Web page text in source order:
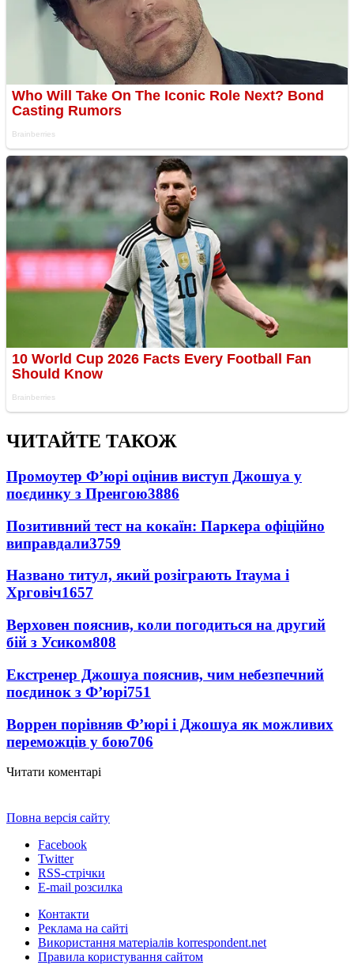
ЧИТАЙТЕ ТАКОЖ
Промоутер Ф’юрі оцінив виступ Джошуа у
поєдинку з Пренгою3886
Позитивний тест на кокаїн: Паркера офіційно
виправдали3759
Названо титул, який розіграють Ітаума і
Хрговіч1657
Верховен пояснив, коли погодиться на другий
бій з Усиком808
Екстренер Джошуа пояснив, чим небезпечний
поєдинок з Ф’юрі751
Воррен порівняв Ф’юрі і Джошуа як можливих
переможців у бою706
Читати коментарі
Повна версія сайту
Facebook
Twitter
RSS-стрічки
E-mail розсилка
Контакти
Реклама на сайті
Використання матеріалів korrespondent.net
Правила користування сайтом